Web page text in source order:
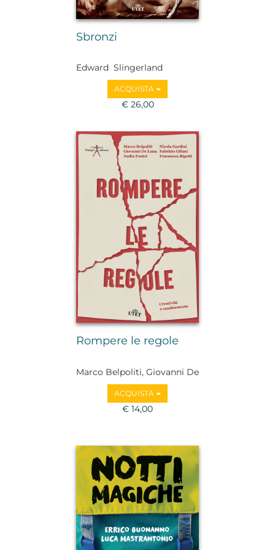
Sbronzi
Edward Slingerland
ACQUISTA
€ 26,00
Rompere le regole
Marco Belpoliti, Giovanni De
Luna, Nicola Gardini,
Fabrizio Gifuni, Francesca
Rigotti, Nadia Fusini
ACQUISTA
€ 14,00